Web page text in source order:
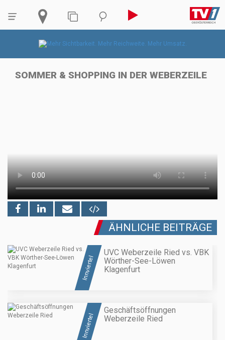
SOMMER & SHOPPING IN DER WEBERZEILE
ÄHNLICHE BEITRÄGE
Innviertel
UVC Weberzeile Ried vs. VBK
Wörther-See-Löwen
Klagenfurt
Innviertel
Geschäftsöffnungen
Weberzeile Ried